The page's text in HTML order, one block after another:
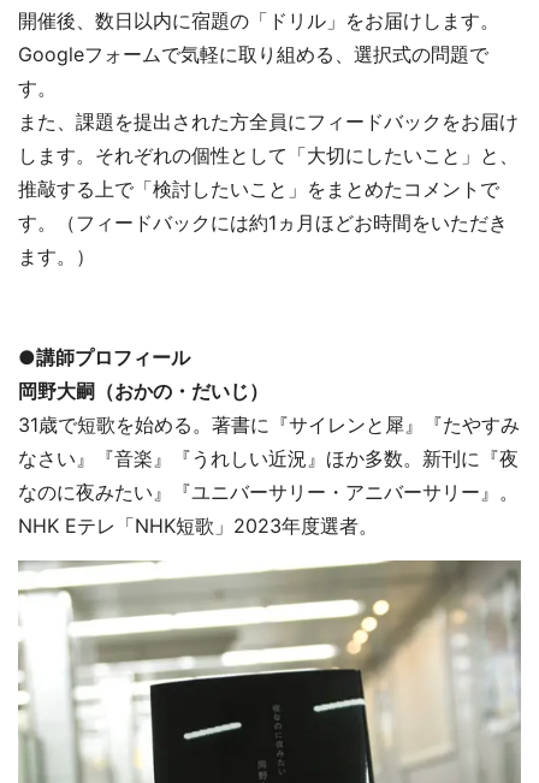
開催後、数日以内に宿題の「ドリル」をお届けします。
Googleフォームで気軽に取り組める、選択式の問題で
す。
また、課題を提出された方全員にフィードバックをお届け
します。それぞれの個性として「大切にしたいこと」と、
推敲する上で「検討したいこと」をまとめたコメントで
す。（フィードバックには約1ヵ月ほどお時間をいただき
ます。）
●講師プロフィール
岡野大嗣（おかの・だいじ）
31歳で短歌を始める。著書に『サイレンと犀』『たやすみ
なさい』『音楽』『うれしい近況』ほか多数。新刊に『夜
なのに夜みたい』『ユニバーサリー・アニバーサリー』。
NHK Eテレ「NHK短歌」2023年度選者。